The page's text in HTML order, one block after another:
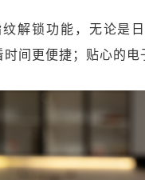
解锁功能，无论是
间更便捷；贴心的